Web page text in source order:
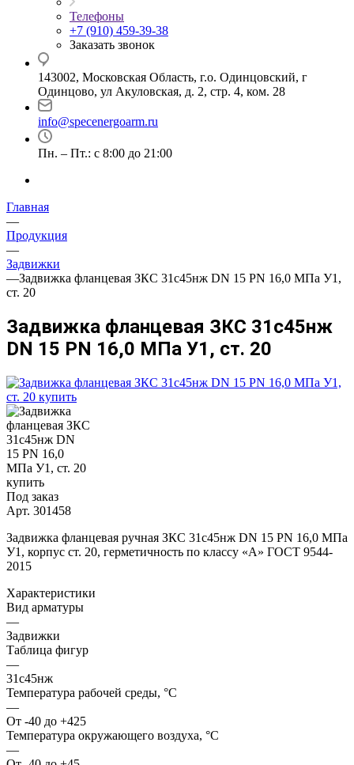
Телефоны
+7 (910) 459-39-38
Заказать звонок
143002, Московская Область, г.о. Одинцовский, г
Одинцово, ул Акуловская, д. 2, стр. 4, ком. 28
info@specenergoarm.ru
Пн. – Пт.: с 8:00 до 21:00
Главная
—
Продукция
—
Задвижки
—Задвижка фланцевая ЗКС 31с45нж DN 15 PN 16,0 МПа У1,
ст. 20
Задвижка фланцевая ЗКС 31с45нж
DN 15 PN 16,0 МПа У1, ст. 20
Под заказ
Арт. 301458
Задвижка фланцевая ручная ЗКС 31с45нж DN 15 PN 16,0 МПа
У1, корпус ст. 20, герметичность по классу «A» ГОСТ 9544-
2015
Характеристики
Вид арматуры
—
Задвижки
Таблица фигур
—
31с45нж
Температура рабочей среды, °С
—
От -40 до +425
Температура окружающего воздуха, °С
—